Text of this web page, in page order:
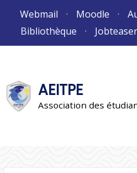
Webmail Moodle
Bibliothèque
Jobteaser
AEITPE
Association des